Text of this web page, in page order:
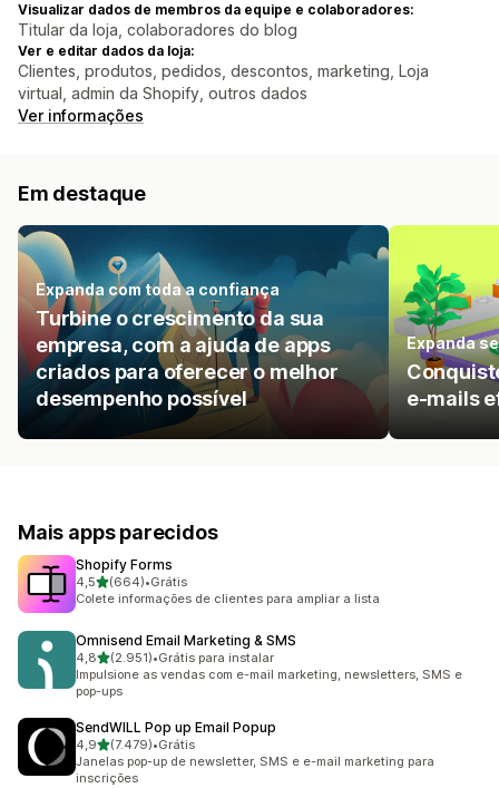
Visualizar dados de membros da equipe e colaboradores:
Titular da loja, colaboradores do blog
Ver e editar dados da loja:
Clientes, produtos, pedidos, descontos, marketing, Loja
virtual, admin da Shopify, outros dados
Ver informações
Em destaque
Expanda com toda a confiança
Turbine o crescimento da sua
empresa, com a ajuda de apps
criados para oferecer o melhor
desempenho possível
Expanda
e-mails
Mais apps parecidos
Shopify Forms
4,5de 5 estrelas
(664)
664 avaliações ao todo
•Grátis
Colete informações de clientes para ampliar a lista
Omnisend Email Marketing & SMS
4,8de 5 estrelas
(2.951)
2951 avaliações ao todo
•Grátis para instalar
Impulsione as vendas com e-mail marketing, newsletters, SMS e
pop-ups
SendWILL Pop up Email Popup
4,9de 5 estrelas
(7.479)
7479 avaliações ao todo
•Grátis
Janelas pop-up de newsletter, SMS e e-mail marketing para
inscrições